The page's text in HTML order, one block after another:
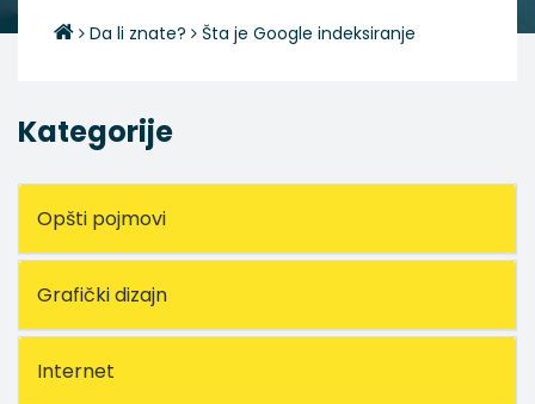
Da li znate? Šta je Google indeksiranje
Kategorije
Opšti pojmovi
Grafički dizajn
Internet